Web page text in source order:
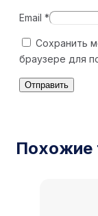
Email *
Сохранить
браузере для
Похожие